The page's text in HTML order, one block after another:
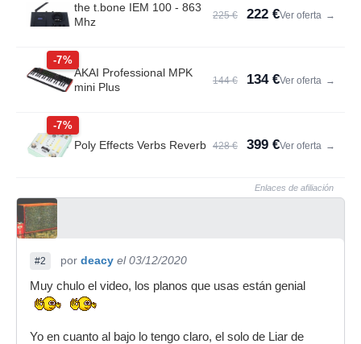
the t.bone IEM 100 - 863
Mhz
225 € 222 €Ver oferta →
-7%
AKAI Professional MPK
mini Plus
144 € 134 €Ver oferta →
-7%
Poly Effects Verbs Reverb 428 € 399 €Ver oferta →
Enlaces de afiliación
#2 por deacy el 03/12/2020
Muy chulo el video, los planos que usas están genial
Yo en cuanto al bajo lo tengo claro, el solo de Liar de